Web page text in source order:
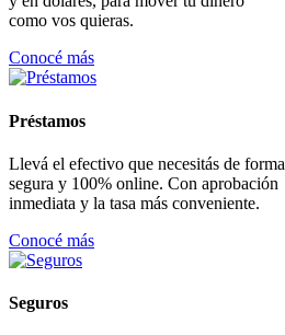
como vos quieras.
Conocé más
Préstamos
Llevá el efectivo que necesitás de forma
segura y 100% online. Con aprobación
inmediata y la tasa más conveniente.
Conocé más
Seguros